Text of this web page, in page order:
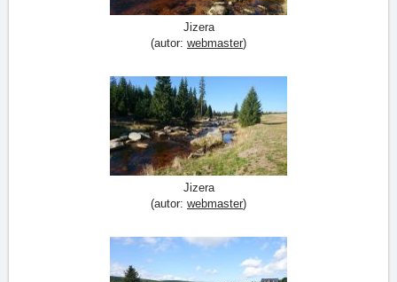
Jizera
(autor: webmaster)
Jizera
(autor: webmaster)